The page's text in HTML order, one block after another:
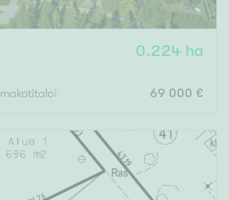
0.224 ha
69 000 €